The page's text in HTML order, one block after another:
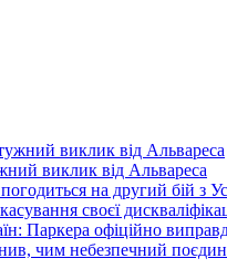
виклик від Альвареса
на другий бій з
своєї
Паркера офіційно
чим небезпечний